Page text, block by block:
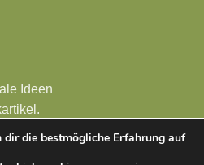
Ideen
§19 UStG wird keine
die bestmögliche Erfahrung auf